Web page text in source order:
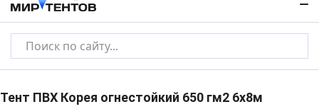
Тент ПВХ Корея огнестойкий 650 гм2 6х8м